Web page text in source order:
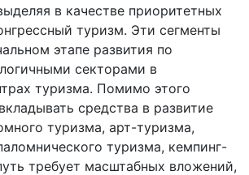
в качестве приоритетных
туризм. Эти сегменты
этапе развития по
секторами в
туризма. Помимо этого
средства в развитие
туризма, арт-туризма,
туризма, кемпинг-
требует масштабных вложений,